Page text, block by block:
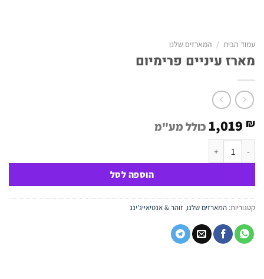
עמוד הבית / המארזים שלנו
מארז עיניים פרימיום
1,019 ₪ כולל מע"מ
כמות של מארז עיניים פרימיום
הוספה לסל
קטגוריות: המארזים שלנו, זוהר & אנטיאייג'ינג